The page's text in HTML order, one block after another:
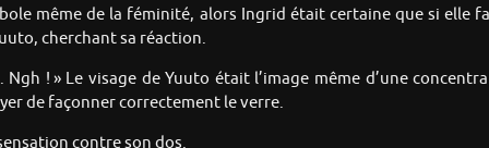
même de la féminité, alors Ingrid était certaine que si elle
cherchant sa réaction.
Ngh ! » Le visage de Yuuto était l’image même d’une
de façonner correctement le verre.
contre son dos.